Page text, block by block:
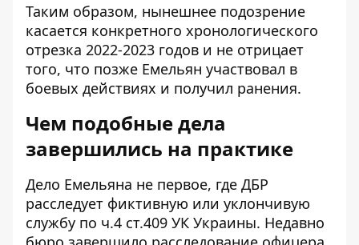
Таким образом, нынешнее подозрение
касается конкретного хронологического
отрезка 2022-2023 годов и не отрицает
того, что позже Емельян участвовал в
боевых действиях и получил ранения.
Чем подобные дела
завершились на практике
Дело Емельяна не первое, где ДБР
расследует фиктивную или уклончивую
службу по ч.4 ст.409 УК Украины. Недавно